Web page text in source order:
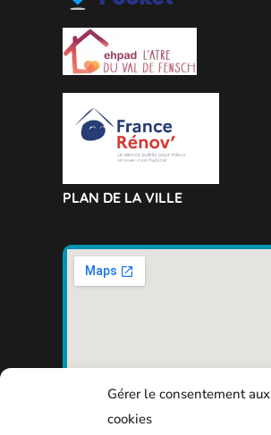
Gérer le consentement aux
cookies
PLAN DE LA VILLE